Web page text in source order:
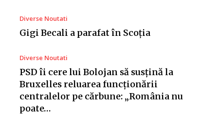
Diverse Noutati
Gigi Becali a parafat în Scoția
Diverse Noutati
PSD îi cere lui Bolojan să susțină la
Bruxelles reluarea funcționării
centralelor pe cărbune: „România nu
poate…